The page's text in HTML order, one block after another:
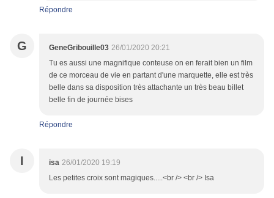
Répondre
G GeneGribouille03 26/01/2020 20:21
Tu es aussi une magnifique conteuse on en ferait bien un film
de ce morceau de vie en partant d'une marquette, elle est très
belle dans sa disposition très attachante un très beau billet
belle fin de journée bises
Répondre
I isa 26/01/2020 19:19
Les petites croix sont magiques.....<br /> <br /> Isa